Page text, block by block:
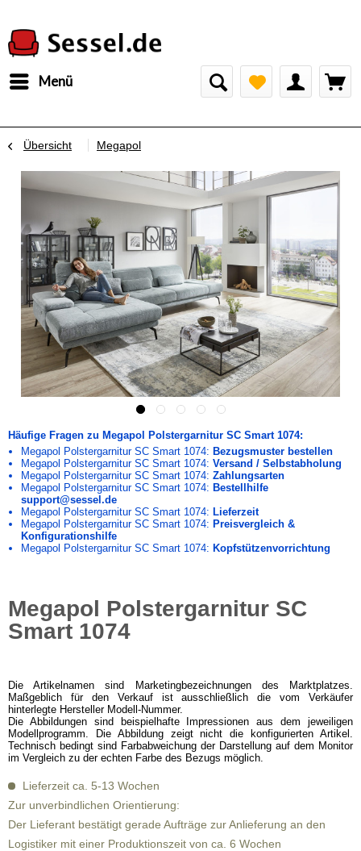
Menü
Übersicht Megapol
Häufige Fragen zu Megapol Polstergarnitur SC Smart 1074:
Megapol Polstergarnitur SC Smart 1074: Bezugsmuster bestellen
Megapol Polstergarnitur SC Smart 1074: Versand / Selbstabholung
Megapol Polstergarnitur SC Smart 1074: Zahlungsarten
Megapol Polstergarnitur SC Smart 1074: Bestellhilfe
support@sessel.de
Megapol Polstergarnitur SC Smart 1074: Lieferzeit
Megapol Polstergarnitur SC Smart 1074: Preisvergleich &
Konfigurationshilfe
Megapol Polstergarnitur SC Smart 1074: Kopfstützenvorrichtung
Megapol Polstergarnitur SC
Smart 1074
Die Artikelnamen sind Marketingbezeichnungen des Marktplatzes.
Maßgeblich für den Verkauf ist ausschließlich die vom Verkäufer
hinterlegte Hersteller Modell-Nummer.
Die Abbildungen sind beispielhafte Impressionen aus dem jeweiligen
Modellprogramm. Die Abbildung zeigt nicht die konfigurierten Artikel.
Technisch bedingt sind Farbabweichung der Darstellung auf dem Monitor
im Vergleich zu der echten Farbe des Bezugs möglich.
Lieferzeit ca. 5-13 Wochen
Zur unverbindlichen Orientierung:
Der Lieferant bestätigt gerade Aufträge zur Anlieferung an den
Logistiker mit einer Produktionszeit von ca. 6 Wochen